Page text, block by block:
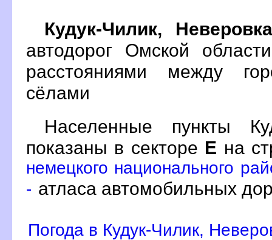
Кудук-Чилик, Неверовка
автодорог Омской
расстояниями между
сёлами
Населенные пункты
показаны в секторе Е на
немецкого национального
- атласа автомобильных
Погода в Кудук-Чилик,